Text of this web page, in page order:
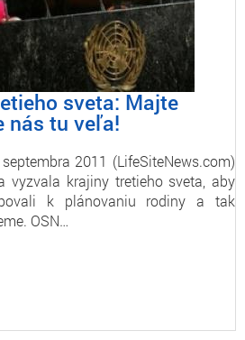
sveta: Majte
nás tu veľa!
septembra 2011 (LifeSiteNews.com)
vyzvala krajiny tretieho sveta, aby
k plánovaniu rodiny a tak
OSN…